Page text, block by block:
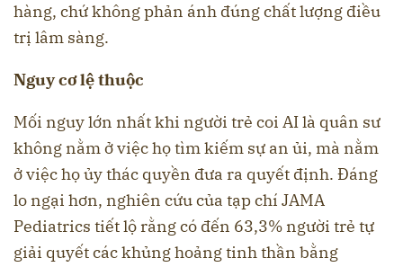
hàng, chứ không phản ánh đúng chất lượng điều
trị lâm sàng.
Nguy cơ lệ thuộc
Mối nguy lớn nhất khi người trẻ coi AI là quân sư
không nằm ở việc họ tìm kiếm sự an ủi, mà nằm
ở việc họ ủy thác quyền đưa ra quyết định. Đáng
lo ngại hơn, nghiên cứu của tạp chí JAMA
Pediatrics tiết lộ rằng có đến 63,3% người trẻ tự
giải quyết các khủng hoảng tinh thần bằng